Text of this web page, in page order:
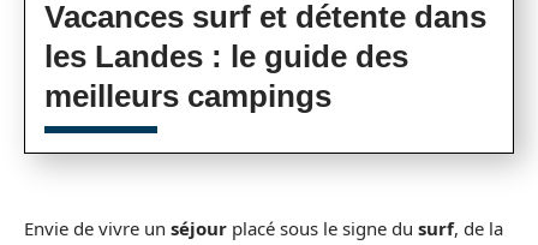
Vacances surf et détente dans
les Landes : le guide des
meilleurs campings
Envie de vivre un séjour placé sous le signe du surf, de la